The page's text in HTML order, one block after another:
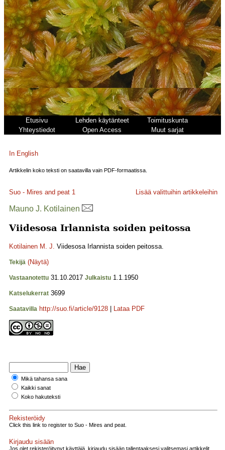
Etusivu Lehden käytänteet
Toimituskunta
Yhteystiedot
Open Access Muut sarjat
In English
Artikkelin koko teksti on saatavilla vain PDF-formaatissa.
Suo - Mires and peat 1 Lisää valittuihin artikkeleihin
Mauno J. Kotilainen
Viidesosa Irlannista soiden peitossa
Kotilainen M. J. Viidesosa Irlannista soiden peitossa.
Tekijä (Näytä)
Vastaanotettu 31.10.2017 Julkaistu 1.1.1950
Katselukerrat 3699
Saatavilla http://suo.fi/article/9128 Lataa PDF
Mikä tahansa sana
Kaikki sanat
Koko hakuteksti
Rekisteröidy
Click this link to register to Suo - Mires and peat.
Kirjaudu sisään
Jos olet rekisteröitynyt käyttäjä, kirjaudu sisään tallentaaksesi valitsemasi artikkelit